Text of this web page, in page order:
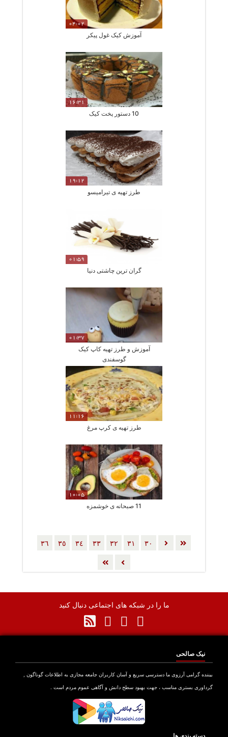
04:02
آموزش کیک غول پیکر
16:31
10 دستور پخت کیک
19:12
طرز تهیه ی تیرامیسو
01:59
گران ترین چاشتی دنیا
01:37
آموزش و طرز تهیه کاپ کیک
گوسفندی
11:16
طرز تهیه ی کرپ مرغ
10:05
11 صبحانه ی خوشمزه
٣٠ ٣١ ٣٢ ٣٣ ٣٤ ٣٥ ٣٦
ما را در شبکه های اجتماعی دنبال کنید
نیک صالحی
بیننده گرامی آرزوی ما دسترسی سریع و آسان کاربران جامعه مجازی به اطلاعات گوناگون ,
گرداوری بستری مناسب ، جهت بهبود سطح دانش و آگاهی عموم مردم است .